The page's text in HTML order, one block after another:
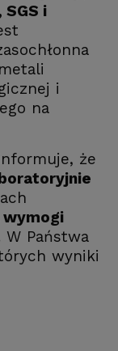
SGS i
i
na
że
wymogi
W Państwa
wyniki